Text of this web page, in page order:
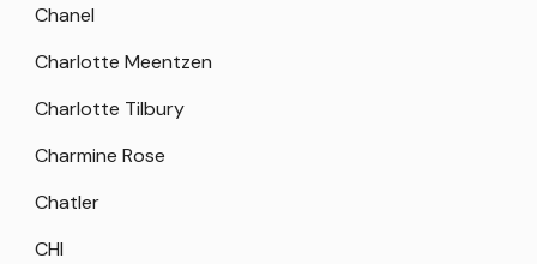
Chanel
Charlotte Meentzen
Charlotte Tilbury
Charmine Rose
Chatler
CHI